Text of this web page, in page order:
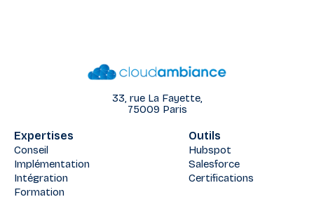
33, rue La Fayette,
75009 Paris
Expertises
Conseil
Implémentation
Intégration
Formation
Outils
Hubspot
Salesforce
Certifications